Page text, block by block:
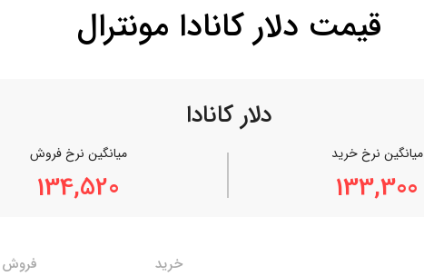
قیمت دلار کانادا مونترال
دلار کانادا
میانگین نرخ خرید
133,300
میانگین نرخ فروش
134,520
خرید فروش